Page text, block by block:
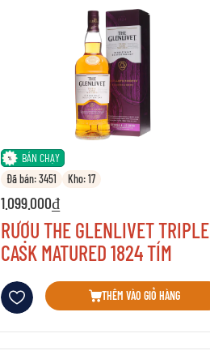
BÁN CHẠY
Đã bán: 3451
Kho: 17
1.099.000₫
RƯỢU THE GLENLIVET TRIPLE
CASK MATURED 1824 TÍM
Thêm vào danh sách yêu thích
THÊM VÀO GIỎ HÀNG